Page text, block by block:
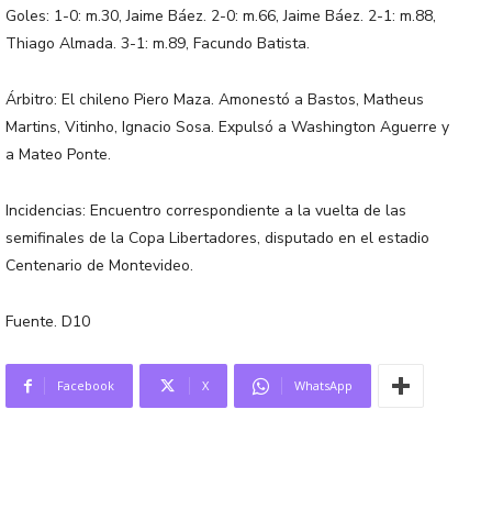
Goles: 1-0: m.30, Jaime Báez. 2-0: m.66, Jaime Báez. 2-1: m.88,
Thiago Almada. 3-1: m.89, Facundo Batista.
Árbitro: El chileno Piero Maza. Amonestó a Bastos, Matheus
Martins, Vitinho, Ignacio Sosa. Expulsó a Washington Aguerre y
a Mateo Ponte.
Incidencias: Encuentro correspondiente a la vuelta de las
semifinales de la Copa Libertadores, disputado en el estadio
Centenario de Montevideo.
Fuente. D10
Facebook X WhatsApp